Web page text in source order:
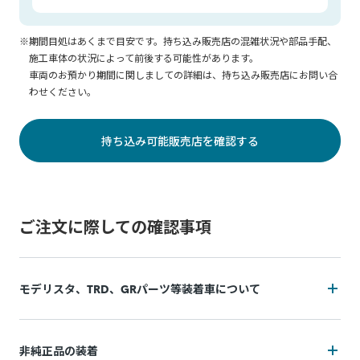
※期間目処はあくまで目安です。持ち込み販売店の混雑状況や部品手配、
施工車体の状況によって前後する可能性があります。
車両のお預かり期間に関しましての詳細は、持ち込み販売店にお問い合
わせください。
持ち込み可能販売店を確認する
ご注文に際しての確認事項
モデリスタ、TRD、GRパーツ等装着車について
非純正品の装着